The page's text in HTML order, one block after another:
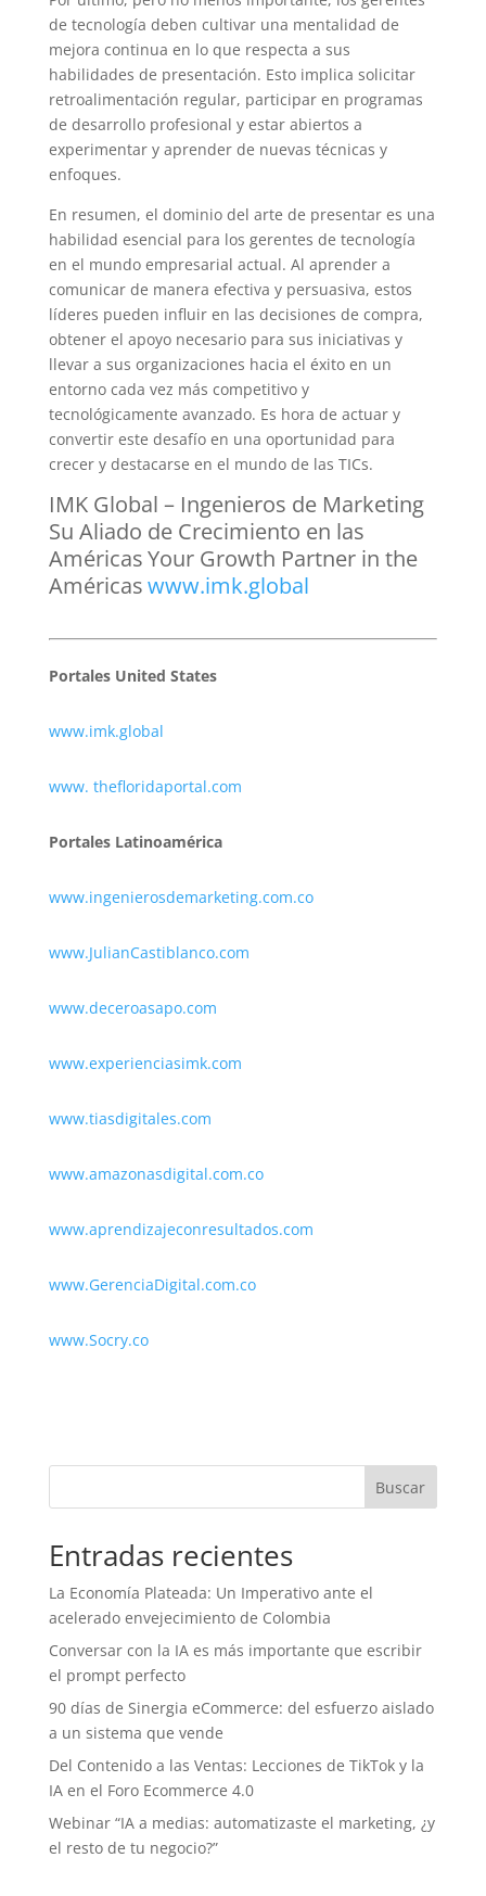
de tecnología deben cultivar una mentalidad de
mejora continua en lo que respecta a sus
habilidades de presentación. Esto implica solicitar
retroalimentación regular, participar en programas
de desarrollo profesional y estar abiertos a
experimentar y aprender de nuevas técnicas y
enfoques.
En resumen, el dominio del arte de presentar es una
habilidad esencial para los gerentes de tecnología
en el mundo empresarial actual. Al aprender a
comunicar de manera efectiva y persuasiva, estos
líderes pueden influir en las decisiones de compra,
obtener el apoyo necesario para sus iniciativas y
llevar a sus organizaciones hacia el éxito en un
entorno cada vez más competitivo y
tecnológicamente avanzado. Es hora de actuar y
convertir este desafío en una oportunidad para
crecer y destacarse en el mundo de las TICs.
IMK Global – Ingenieros de Marketing
Su Aliado de Crecimiento en las
AméricasYour Growth Partner in the
Américaswww.imk.global
Portales United States
www.imk.global
www. thefloridaportal.com
Portales Latinoamérica
www.ingenierosdemarketing.com.co
www.JulianCastiblanco.com
www.deceroasapo.com
www.experienciasimk.com
www.tiasdigitales.com
www.amazonasdigital.com.co
www.aprendizajeconresultados.com
www.GerenciaDigital.com.co
www.Socry.co
Buscar
Entradas recientes
La Economía Plateada: Un Imperativo ante el
acelerado envejecimiento de Colombia
Conversar con la IA es más importante que escribir
el prompt perfecto
90 días de Sinergia eCommerce: del esfuerzo aislado
a un sistema que vende
Del Contenido a las Ventas: Lecciones de TikTok y la
IA en el Foro Ecommerce 4.0
Webinar “IA a medias: automatizaste el marketing, ¿y
el resto de tu negocio?”